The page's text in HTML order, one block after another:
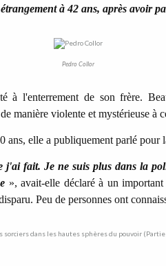
à 42 ans, après avoir
Pedro Collor
à l'enterrement de son frère.
manière violente et mystérieuse à
ans, elle a publiquement parlé pour
j'ai fait. Je ne suis plus dans la
», avait-elle déclaré à un
Peu de personnes ont